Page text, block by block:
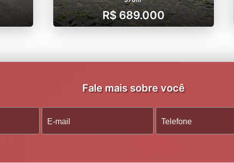
R$ 689.000
Fale mais sobre você